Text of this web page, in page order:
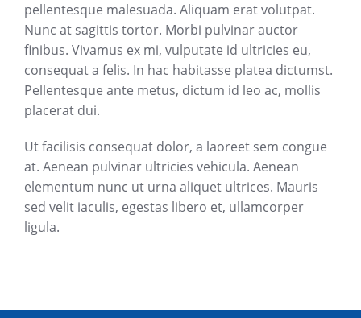
pellentesque malesuada. Aliquam erat volutpat.
Nunc at sagittis tortor. Morbi pulvinar auctor
finibus. Vivamus ex mi, vulputate id ultricies eu,
consequat a felis. In hac habitasse platea dictumst.
Pellentesque ante metus, dictum id leo ac, mollis
placerat dui.
Ut facilisis consequat dolor, a laoreet sem congue
at. Aenean pulvinar ultricies vehicula. Aenean
elementum nunc ut urna aliquet ultrices. Mauris
sed velit iaculis, egestas libero et, ullamcorper
ligula.